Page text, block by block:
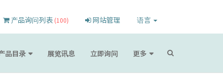
产品询问列表 (100) 网站管理 语言
品目录 展览讯息 立即询问 更多